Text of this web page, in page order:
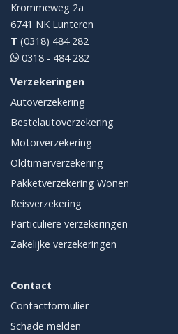
Krommeweg 2a
6741 NK Lunteren
T (0318) 484 282
0318 - 484 282
Verzekeringen
Autoverzekering
Bestelautoverzekering
Motorverzekering
Oldtimerverzekering
Pakketverzekering Wonen
Reisverzekering
Particuliere verzekeringen
Zakelijke verzekeringen
Contact
Contactformulier
Schade melden